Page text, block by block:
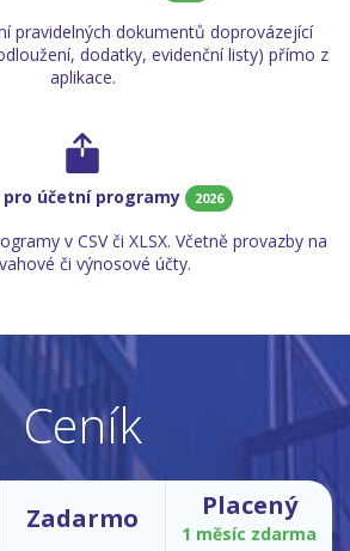
pravidelných dokumentů doprovázející
dodatky, evidenční listy) přímo z
aplikace.
pro účetní programy 2026
v CSV či XLSX. Včetně provazby na
či výnosové účty.
Ceník
Zadarmo Placený
1 měsíc zdarma